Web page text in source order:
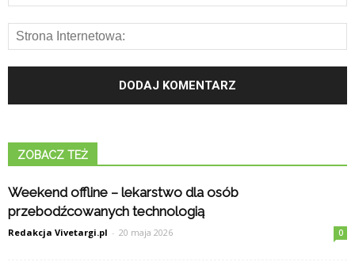
ZOBACZ TEŻ
Weekend offline – lekarstwo dla osób
przebodźcowanych technologią
Redakcja Vivetargi.pl - 20 maja 2026 0